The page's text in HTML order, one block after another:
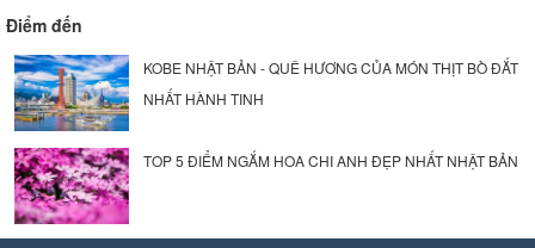
Điểm đến
KOBE NHẬT BẢN - QUÊ HƯƠNG CỦA MÓN THỊT BÒ ĐẮT
NHẤT HÀNH TINH
TOP 5 ĐIỂM NGẮM HOA CHI ANH ĐẸP NHẤT NHẬT BẢN